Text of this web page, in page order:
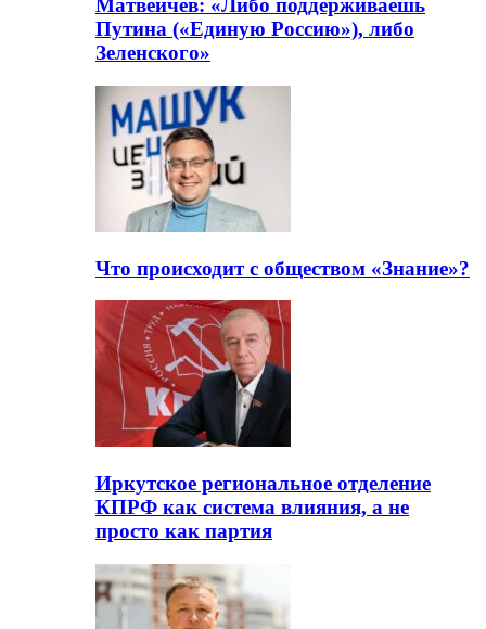
Матвейчев: «Либо поддерживаешь
Путина («Единую Россию»), либо
Зеленского»
Что происходит с обществом «Знание»?
Иркутское региональное отделение
КПРФ как система влияния, а не
просто как партия